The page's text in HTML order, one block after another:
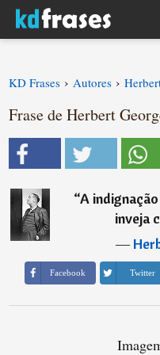
KD Frases › Autores ›
Frase de Herbert
“A
inveja
―
Facebook Twitter